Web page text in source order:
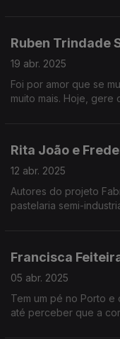
Ruben Trindade
19 abr. 2025
Foi por amor que se
muito mais. Hoje, gere
Rita João e
12 abr. 2025
Autores do projeto
pastelaria semi-
Francisca
05 abr. 2025
Tem um pé no Porto e
até perceber que a